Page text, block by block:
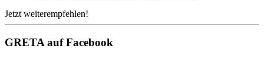
Jetzt weiterempfehlen!
GRETA auf Facebook